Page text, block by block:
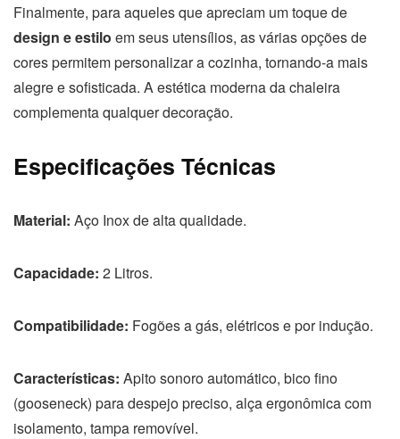
Finalmente, para aqueles que apreciam um toque de
design e estilo em seus utensílios, as várias opções de
cores permitem personalizar a cozinha, tornando-a mais
alegre e sofisticada. A estética moderna da chaleira
complementa qualquer decoração.
Especificações Técnicas
Material: Aço Inox de alta qualidade.
Capacidade: 2 Litros.
Compatibilidade: Fogões a gás, elétricos e por indução.
Características: Apito sonoro automático, bico fino
(gooseneck) para despejo preciso, alça ergonômica com
isolamento, tampa removível.